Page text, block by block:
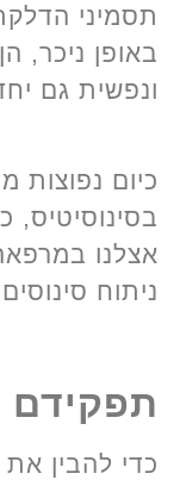
תסמיני
באופן ניכר,
ונפשית גם
כיום נפוצות
אצלנו
ניתוח
תפקידם
כדי להבין